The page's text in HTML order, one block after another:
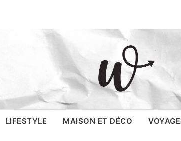
le site
LIFESTYLE MAISON ET DÉCO